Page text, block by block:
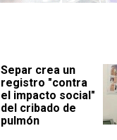
Separ crea un
registro "contra
el impacto social"
del cribado de
pulmón